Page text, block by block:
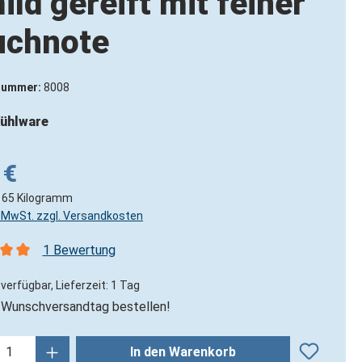
8008
Kilogramm
MwSt. zzgl. Versandkosten
1 Bewertung
Lieferzeit: 1 Tag
bestellen!
Anzahl: Gib den gewünschten Wert
In den Warenkorb